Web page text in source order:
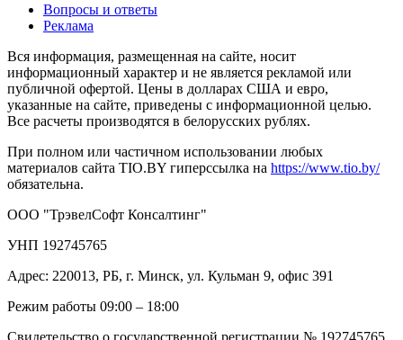
Вопросы и ответы
Реклама
Вся информация, размещенная на сайте, носит
информационный характер и не является рекламой или
публичной офертой. Цены в долларах США и евро,
указанные на сайте, приведены с информационной целью.
Все расчеты производятся в белорусских рублях.
При полном или частичном использовании любых
материалов сайта TIO.BY гиперссылка на https://www.tio.by/
обязательна.
ООО "ТрэвелСофт Консалтинг"
УНП 192745765
Адрес: 220013, РБ, г. Минск, ул. Кульман 9, офис 391
Режим работы 09:00 – 18:00
Свидетельство о государственной регистрации № 192745765